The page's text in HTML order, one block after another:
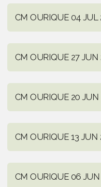
CM OURIQUE 04 JUL
CM OURIQUE 27 JUN
CM OURIQUE 20 JUN
CM OURIQUE 13 JUN
CM OURIQUE 06 JUN